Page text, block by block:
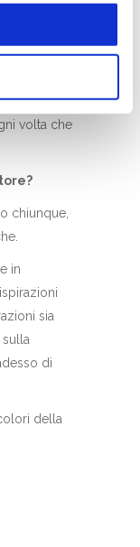
i consensi
dopo la tua
salvato
e
volta
di
volta che
chiunque,
in
sia
di
della